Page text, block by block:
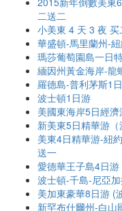
二送二
小美東 4 天 3 夜 买
華盛頓-馬里蘭州-
瑪莎葡萄園島一日
緬因州黃金海岸-龍
羅德島-普利茅斯1
波士頓1日游
美國東海岸5日經
新美東5日精華游
美東4日精華游-紐
送一
愛德華王子島4日
波士頓-千島-尼亞
美加東豪華8日游 (
新罕布什爾州-白山